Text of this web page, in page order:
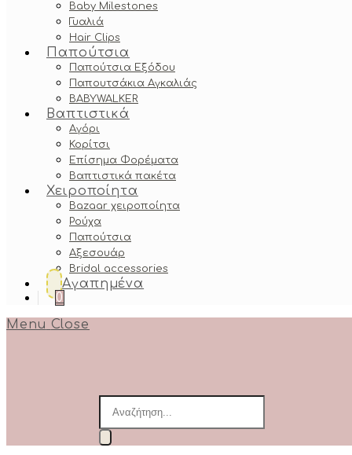
Baby Milestones
Γυαλιά
Hair Clips
Παπούτσια
Παπούτσια Εξόδου
Παπουτσάκια Αγκαλιάς
BABYWALKER
Βαπτιστικά
Αγόρι
Κορίτσι
Επίσημα Φορέματα
Βαπτιστικά πακέτα
Χειροποίητα
Bazaar χειροποίητα
Ρούχα
Παπούτσια
Αξεσουάρ
Bridal accessories
Αγαπημένα
0
Menu Close
Products
search